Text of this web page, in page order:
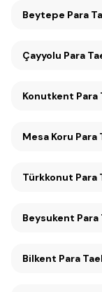
Beytepe Para
Çayyolu
Mesa
Türkkonut Para
Bilkent Para